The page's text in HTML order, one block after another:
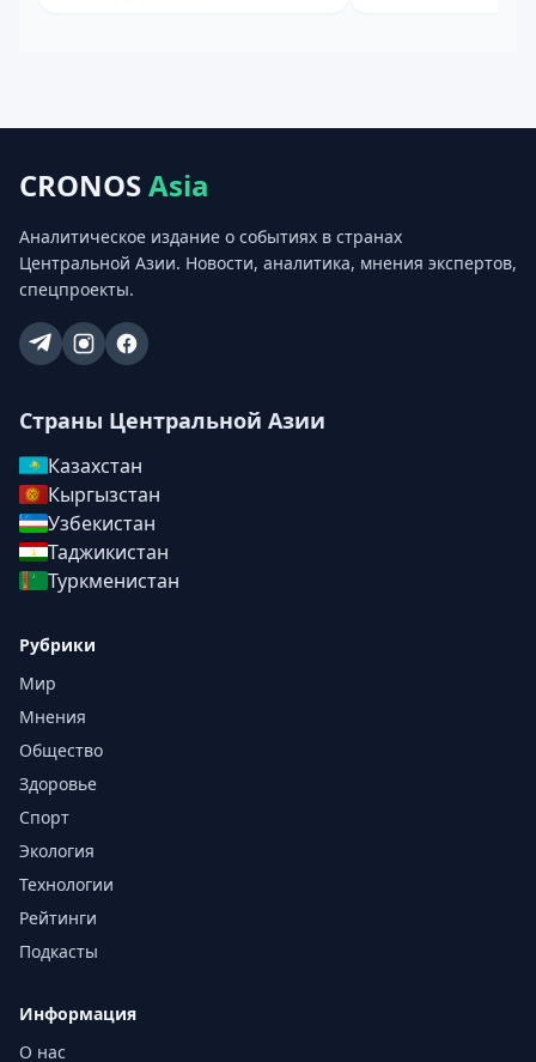
CRONOSAsia
Аналитическое издание о событиях в странах
Центральной Азии. Новости, аналитика, мнения экспертов,
спецпроекты.
Страны Центральной Азии
Казахстан
Кыргызстан
Узбекистан
Таджикистан
Туркменистан
Рубрики
Мир
Мнения
Общество
Здоровье
Спорт
Экология
Технологии
Рейтинги
Подкасты
Информация
О нас